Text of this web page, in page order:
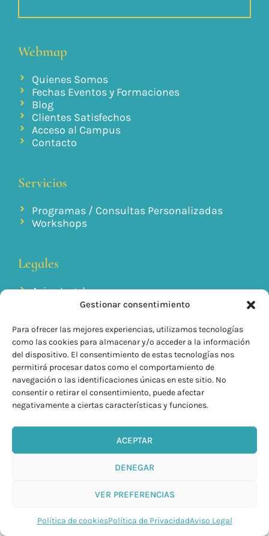
Gestionar consentimiento
Para ofrecer las mejores experiencias, utilizamos tecnologías
como las cookies para almacenar y/o acceder a la información
del dispositivo. El consentimiento de estas tecnologías nos
permitirá procesar datos como el comportamiento de
navegación o las identificaciones únicas en este sitio. No
consentir o retirar el consentimiento, puede afectar
negativamente a ciertas características y funciones.
ACEPTAR
DENEGAR
VER PREFERENCIAS
Política de cookiesPolítica de PrivacidadAviso Legal
Webmap
Quienes Somos
Fechas Eventos y Formaciones
Blog
Clientes Satisfechos
Acceso al Campus
Contacto
Servicios
Programas / Consultas Personalizadas
Workshops
Legales
Aviso Legal
Política de Cookies
Condiciones generales de venta
info@kilyom.es
+34 635 85 93 90